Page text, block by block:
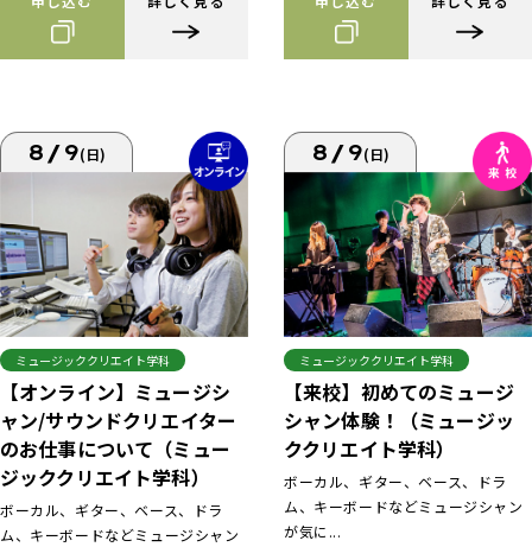
8/9(日)
ミュージッククリエイト学科
【オンライン】ミュージシ
ャン/サウンドクリエイター
のお仕事について（ミュー
ジッククリエイト学科）
ボーカル、ギター、ベース、ドラ
ム、キーボードなどミュージシャン
8/9(日)
ミュージッククリエイト学科
【来校】初めてのミュージ
シャン体験！（ミュージッ
ククリエイト学科）
ボーカル、ギター、ベース、ドラ
ム、キーボードなどミュージシャン
が気に...